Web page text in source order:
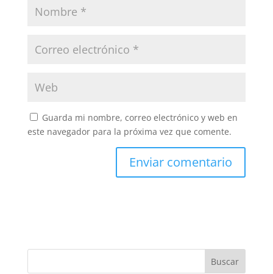
Guarda mi nombre, correo electrónico y web en
este navegador para la próxima vez que comente.